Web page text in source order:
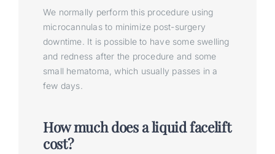
We normally perform this procedure using
microcannulas to minimize post-surgery
downtime. It is possible to have some swelling
and redness after the procedure and some
small hematoma, which usually passes in a
few days.
How much does a liquid facelift
cost?